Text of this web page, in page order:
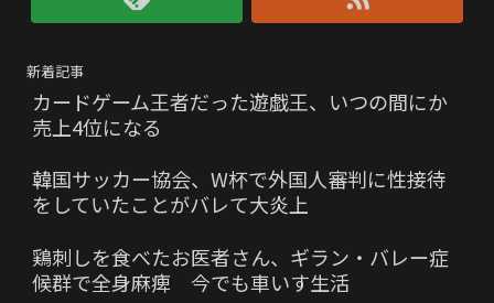
新着記事
カードゲーム王者だった遊戯王、いつの間にか
売上4位になる
韓国サッカー協会、W杯で外国人審判に性接待
をしていたことがバレて大炎上
鶏刺しを食べたお医者さん、ギラン・バレー症
候群で全身麻痺 今でも車いす生活